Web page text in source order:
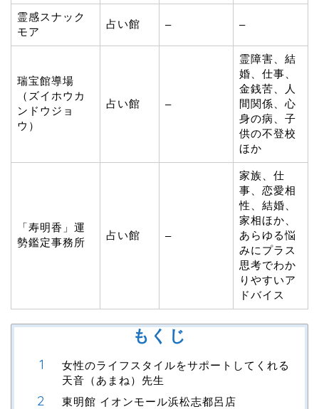
霊感スナック
モア
占い館 – –
瑞宝館導場
（ズイホウカ
ンドウジョ
ウ）
占い館 –
霊障害、結
婚、仕事、
金銭苦、人
間関係、心
身の病、子
供の不登校
ほか
「寿明香」運
勢鑑定事務所
占い館 –
家族、仕
事、恋愛相
性、結婚、
家相ほか、
あらゆる悩
みにプラス
思考でわか
りやすいア
ドバイス
もくじ
女性のライフスタイルをサポートしてくれる
天音（あまね）先生
東明館 イオンモール浜松志都呂店